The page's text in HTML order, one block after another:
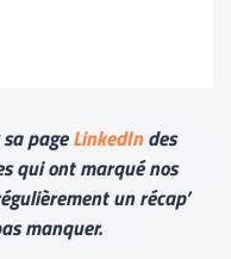
pageLinkedIndes
qui ont marqué nos
un récap’
manquer.